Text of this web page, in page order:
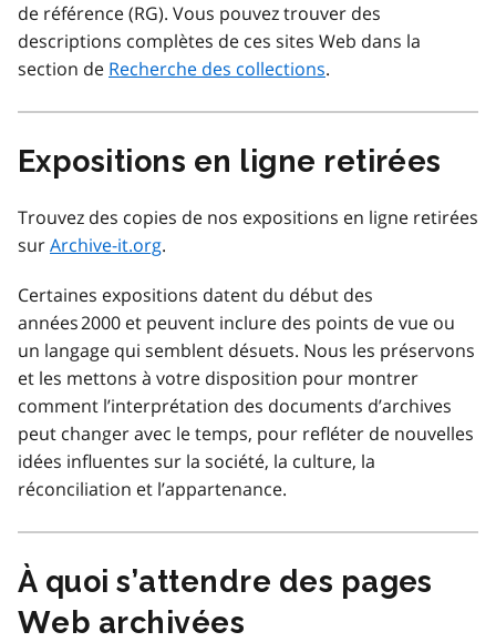
de référence (RG). Vous pouvez trouver des
descriptions complètes de ces sites Web dans la
section de Recherche des collections.
Expositions en ligne retirées
Trouvez des copies de nos expositions en ligne retirées
surArchive-it.org.
Certaines expositions datent du début des
années 2000 et peuvent inclure des points de vue ou
un langage qui semblent désuets. Nous les préservons
et les mettons à votre disposition pour montrer
comment l’interprétation des documents d’archives
peut changer avec le temps, pour refléter de nouvelles
idées influentes sur la société, la culture, la
réconciliation et l’appartenance.
À quoi s’attendre des pages
Web archivées